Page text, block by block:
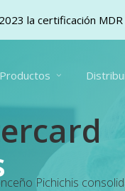
Productos
Pichichis
la certificación